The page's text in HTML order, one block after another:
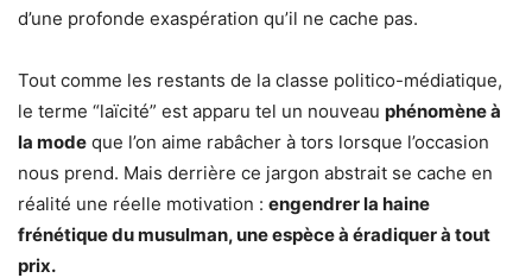
d’une profonde exaspération qu’il ne cache pas.
Tout comme les restants de la classe politico-médiatique,
le terme “laïcité” est apparu tel un nouveau phénomène à
la mode que l’on aime rabâcher à tors lorsque l’occasion
nous prend. Mais derrière ce jargon abstrait se cache en
réalité une réelle motivation : engendrer la haine
frénétique du musulman, une espèce à éradiquer à tout
prix.